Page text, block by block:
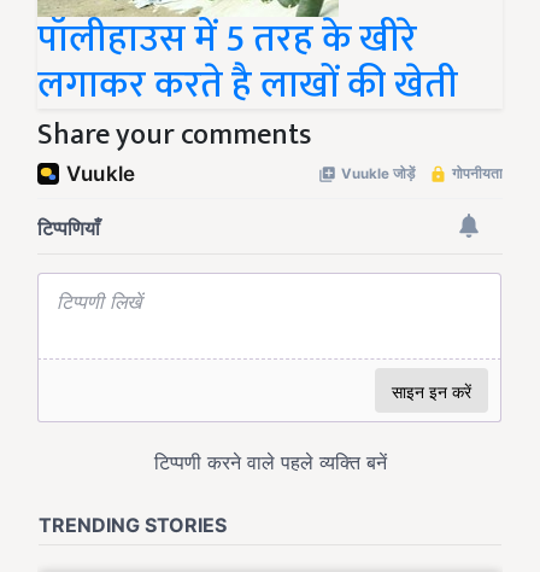
पॉलीहाउस में 5 तरह के खीरे
लगाकर करते है लाखों की खेती
Share your comments